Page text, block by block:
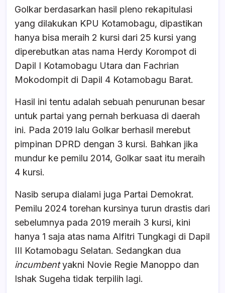
Golkar berdasarkan hasil pleno rekapitulasi
yang dilakukan KPU Kotamobagu, dipastikan
hanya bisa meraih 2 kursi dari 25 kursi yang
diperebutkan atas nama Herdy Korompot di
Dapil I Kotamobagu Utara dan Fachrian
Mokodompit di Dapil 4 Kotamobagu Barat.
Hasil ini tentu adalah sebuah penurunan besar
untuk partai yang pernah berkuasa di daerah
ini. Pada 2019 lalu Golkar berhasil merebut
pimpinan DPRD dengan 3 kursi. Bahkan jika
mundur ke pemilu 2014, Golkar saat itu meraih
4 kursi.
Nasib serupa dialami juga Partai Demokrat.
Pemilu 2024 torehan kursinya turun drastis dari
sebelumnya pada 2019 meraih 3 kursi, kini
hanya 1 saja atas nama Alfitri Tungkagi di Dapil
III Kotamobagu Selatan. Sedangkan dua
incumbentyakni Novie Regie Manoppo dan
Ishak Sugeha tidak terpilih lagi.